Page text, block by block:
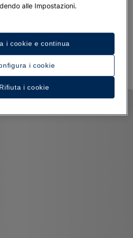
alle Impostazioni.
i cookie
Rifiuta i cookie
i cookie e continua